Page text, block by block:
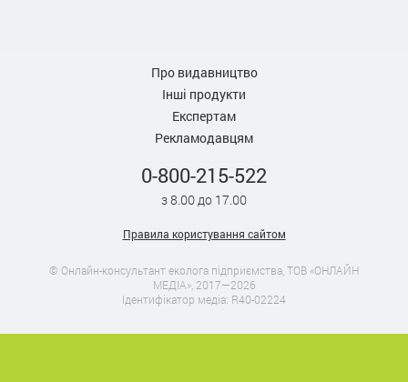
Про видавництво
Інші продукти
Експертам
Рекламодавцям
0-800-215-522
з 8.00 до 17.00
Правила користування сайтом
© Онлайн-консультант еколога підприємства, ТОВ «ОНЛАЙН
МЕДІА», 2017—2026
Ідентифікатор медіа: R40-02224